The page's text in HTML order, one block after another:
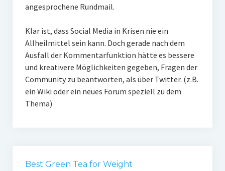
angesprochene Rundmail.
Klar ist, dass Social Media in Krisen nie ein
Allheilmittel sein kann. Doch gerade nach dem
Ausfall der Kommentarfunktion hätte es bessere
und kreativere Möglichkeiten gegeben, Fragen der
Community zu beantworten, als über Twitter. (z.B.
ein Wiki oder ein neues Forum speziell zu dem
Thema)
Best Green Tea for Weight